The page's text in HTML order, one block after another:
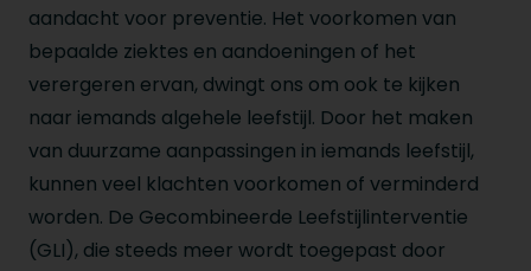
aandacht voor preventie. Het voorkomen van
bepaalde ziektes en aandoeningen of het
verergeren ervan, dwingt ons om ook te kijken
naar iemands algehele leefstijl. Door het maken
van duurzame aanpassingen in iemands leefstijl,
kunnen veel klachten voorkomen of verminderd
worden. De Gecombineerde Leefstijlinterventie
(GLI), die steeds meer wordt toegepast door